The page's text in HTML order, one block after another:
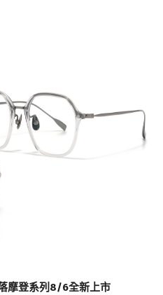
摩登系列8/6全新上市